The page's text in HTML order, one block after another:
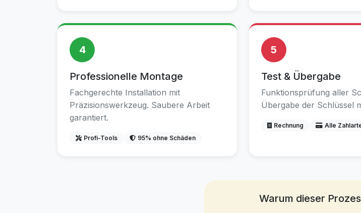
4
Professionelle Montage
Fachgerechte Installation mit
Präzisionswerkzeug. Saubere Arbeit
garantiert.
Profi-Tools 95% ohne Schäden
5
Test & Übergabe
Funktionsprüfung aller
Übergabe der Schlüssel
Rechnung Alle
Warum dieser